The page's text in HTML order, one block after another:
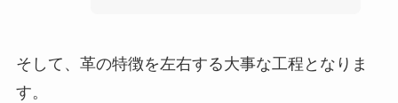
そして、革の特徴を左右する大事な工程となりま
す。